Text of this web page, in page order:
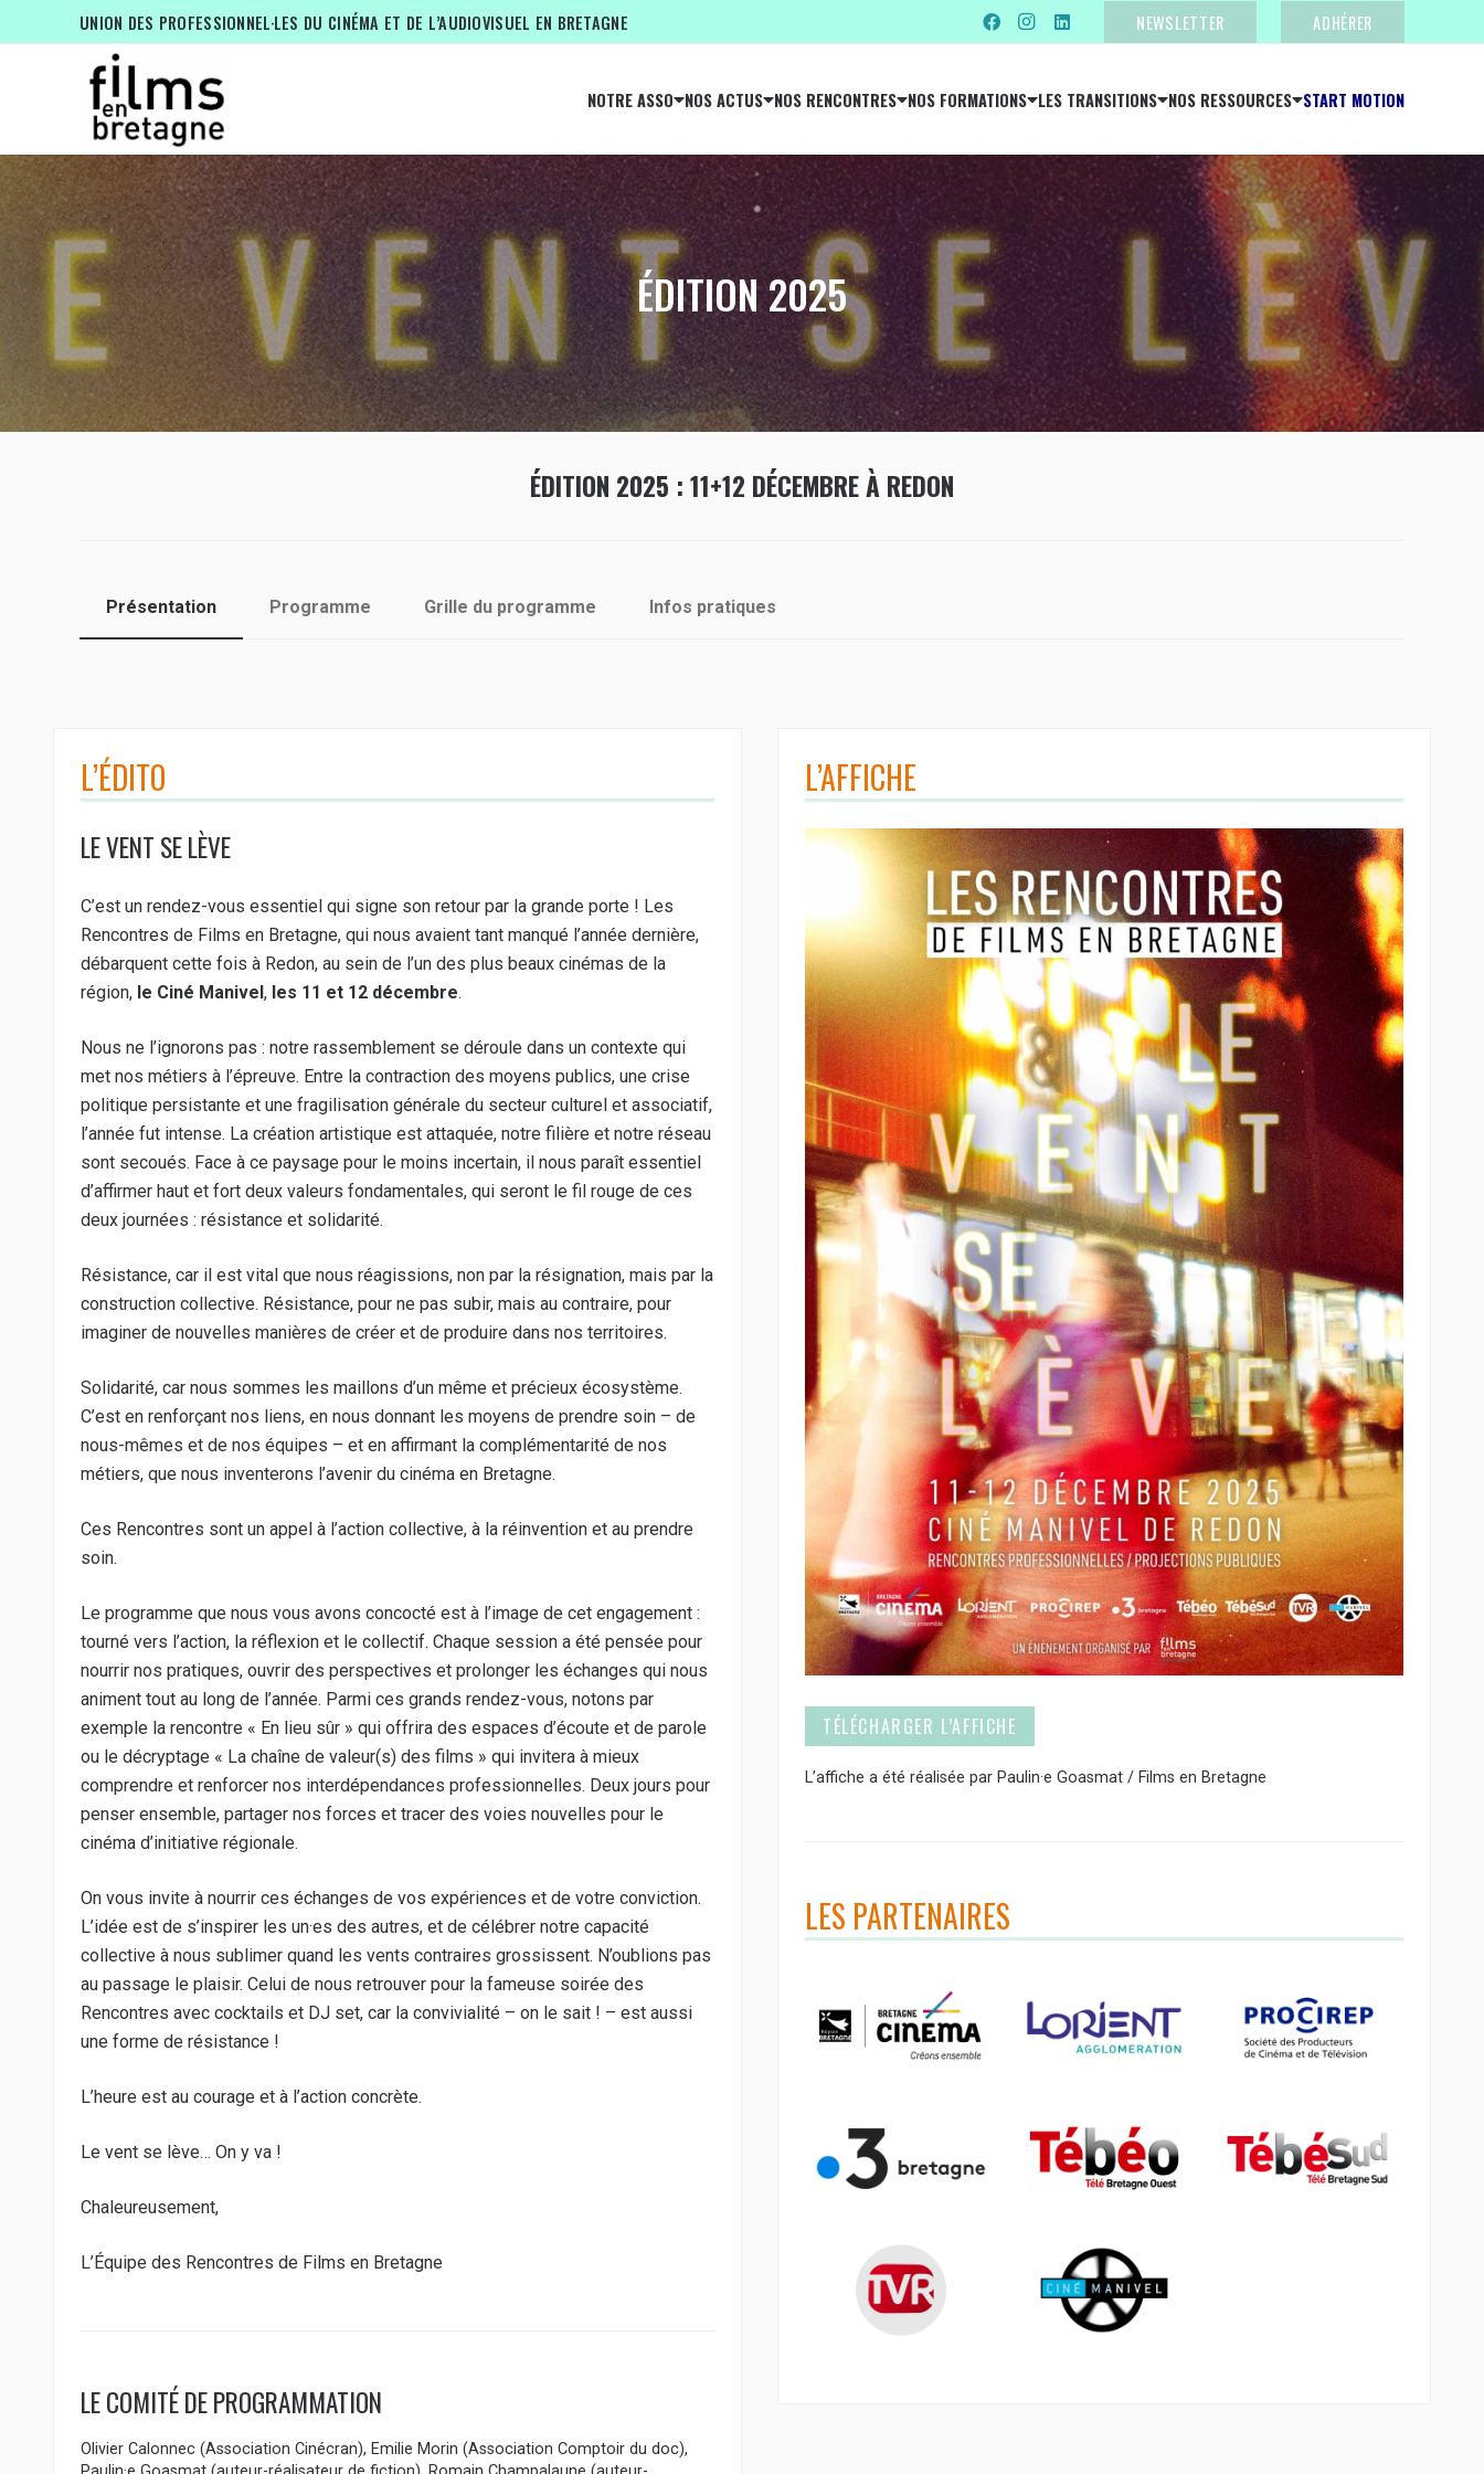
UNION DES PROFESSIONNEL·LES DU CINÉMA ET DE L’AUDIOVISUEL EN BRETAGNE NEWSLETTER ADHÉRER
NOTRE ASSO NOS ACTUS NOS RENCONTRES NOS FORMATIONS LES TRANSITIONS NOS RESSOURCES START MOTION
ÉDITION 2025
ÉDITION 2025 : 11+12 DÉCEMBRE À REDON
Présentation Programme Grille du programme Infos pratiques
L’ÉDITO
LE VENT SE LÈVE
C’est un rendez-vous essentiel qui signe son retour par la grande porte ! Les
Rencontres de Films en Bretagne, qui nous avaient tant manqué l’année dernière,
débarquent cette fois à Redon, au sein de l’un des plus beaux cinémas de la
région, le Ciné Manivel, les 11 et 12 décembre.
Nous ne l’ignorons pas : notre rassemblement se déroule dans un contexte qui
met nos métiers à l’épreuve. Entre la contraction des moyens publics, une crise
politique persistante et une fragilisation générale du secteur culturel et associatif,
l’année fut intense. La création artistique est attaquée, notre filière et notre réseau
sont secoués. Face à ce paysage pour le moins incertain, il nous paraît essentiel
d’affirmer haut et fort deux valeurs fondamentales, qui seront le fil rouge de ces
deux journées : résistance et solidarité.
Résistance, car il est vital que nous réagissions, non par la résignation, mais par la
construction collective. Résistance, pour ne pas subir, mais au contraire, pour
imaginer de nouvelles manières de créer et de produire dans nos territoires.
Solidarité, car nous sommes les maillons d’un même et précieux écosystème.
C’est en renforçant nos liens, en nous donnant les moyens de prendre soin – de
nous-mêmes et de nos équipes – et en affirmant la complémentarité de nos
métiers, que nous inventerons l’avenir du cinéma en Bretagne.
Ces Rencontres sont un appel à l’action collective, à la réinvention et au prendre
soin.
Le programme que nous vous avons concocté est à l’image de cet engagement :
tourné vers l’action, la réflexion et le collectif. Chaque session a été pensée pour
nourrir nos pratiques, ouvrir des perspectives et prolonger les échanges qui nous
animent tout au long de l’année. Parmi ces grands rendez-vous, notons par
exemple la rencontre « En lieu sûr » qui offrira des espaces d’écoute et de parole
ou le décryptage « La chaîne de valeur(s) des films » qui invitera à mieux
comprendre et renforcer nos interdépendances professionnelles. Deux jours pour
penser ensemble, partager nos forces et tracer des voies nouvelles pour le
cinéma d’initiative régionale.
On vous invite à nourrir ces échanges de vos expériences et de votre conviction.
L’idée est de s’inspirer les un·es des autres, et de célébrer notre capacité
collective à nous sublimer quand les vents contraires grossissent. N’oublions pas
au passage le plaisir. Celui de nous retrouver pour la fameuse soirée des
Rencontres avec cocktails et DJ set, car la convivialité – on le sait ! – est aussi
une forme de résistance !
L’heure est au courage et à l’action concrète.
Le vent se lève… On y va !
Chaleureusement,
L’Équipe des Rencontres de Films en Bretagne
LE COMITÉ DE PROGRAMMATION
Olivier Calonnec (Association Cinécran), Emilie Morin (Association Comptoir du doc),
L’AFFICHE
TÉLÉCHARGER L’AFFICHE
L’affiche a été réalisée par Paulin·e Goasmat / Films en Bretagne
LES PARTENAIRES